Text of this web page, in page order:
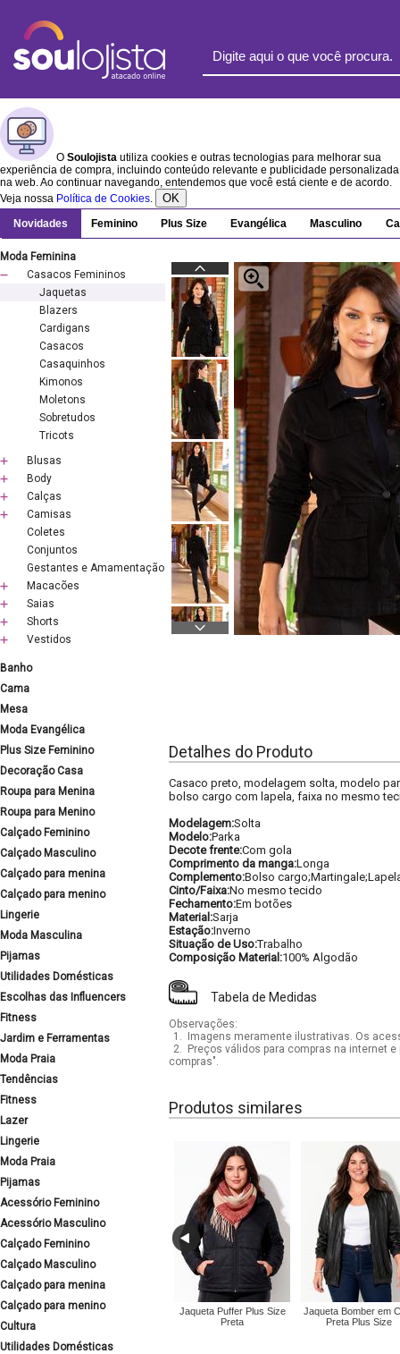
O Soulojista utiliza cookies e outras tecnologias para melhorar sua
experiência de compra, incluindo conteúdo relevante e publicidade personalizada
na web. Ao continuar navegando, entendemos que você está ciente e de acordo.
Veja nossa Política de Cookies. OK
Novidades Feminino Plus Size Evangélica Masculino
Moda Feminina
Casacos Femininos
Jaquetas
Blazers
Cardigans
Casacos
Casaquinhos
Kimonos
Moletons
Sobretudos
Tricots
Blusas
Body
Calças
Camisas
Coletes
Conjuntos
Gestantes e Amamentação
Macacões
Saias
Shorts
Vestidos
Banho
Cama
Mesa
Moda Evangélica
Plus Size Feminino
Decoração Casa
Roupa para Menina
Roupa para Menino
Calçado Feminino
Calçado Masculino
Calçado para menina
Calçado para menino
Lingerie
Moda Masculina
Pijamas
Utilidades Domésticas
Escolhas das Influencers
Fitness
Jardim e Ferramentas
Moda Praia
Tendências
Fitness
Lazer
Lingerie
Moda Praia
Pijamas
Acessório Feminino
Acessório Masculino
Calçado Feminino
Calçado Masculino
Calçado para menina
Calçado para menino
Cultura
Utilidades Domésticas
Detalhes do Produto
Casaco preto, modelagem solta, modelo
bolso cargo com lapela, faixa no mesmo
Modelagem:Solta
Modelo:Parka
Decote frente:Com gola
Comprimento da manga:Longa
Complemento:Bolso
Cinto/Faixa:No mesmo tecido
Fechamento:Em botões
Material:Sarja
Estação:Inverno
Situação de Uso:Trabalho
Composição Material:100% Algodão
Tabela de Medidas
Observações:
1.
Imagens meramente ilustrativas. Os
2.
Preços válidos para compras na internet
compras".
Produtos similares
Jaqueta Puffer Plus Size
Preta
Jaqueta Bomber em
Preta Plus Size